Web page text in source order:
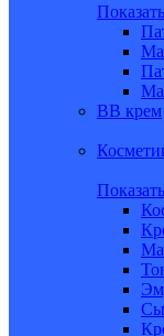
BB крем